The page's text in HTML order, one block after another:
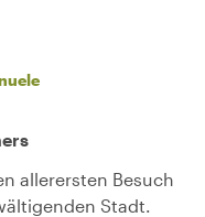
allerersten Besuch
Stadt.